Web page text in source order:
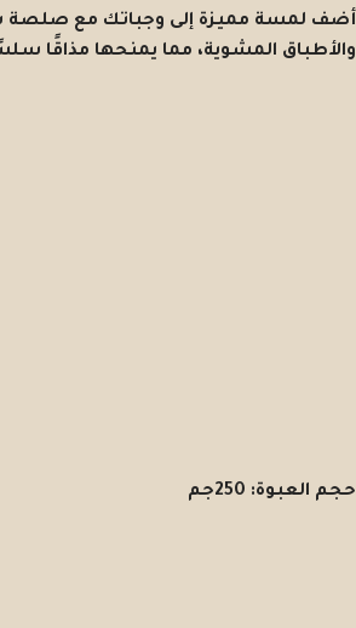
أضف لمسة مميزة إلى وجباتك مع صلصة
والأطباق المشوية، مما يمنحها مذاقًا
حجم العبوة: 250جم